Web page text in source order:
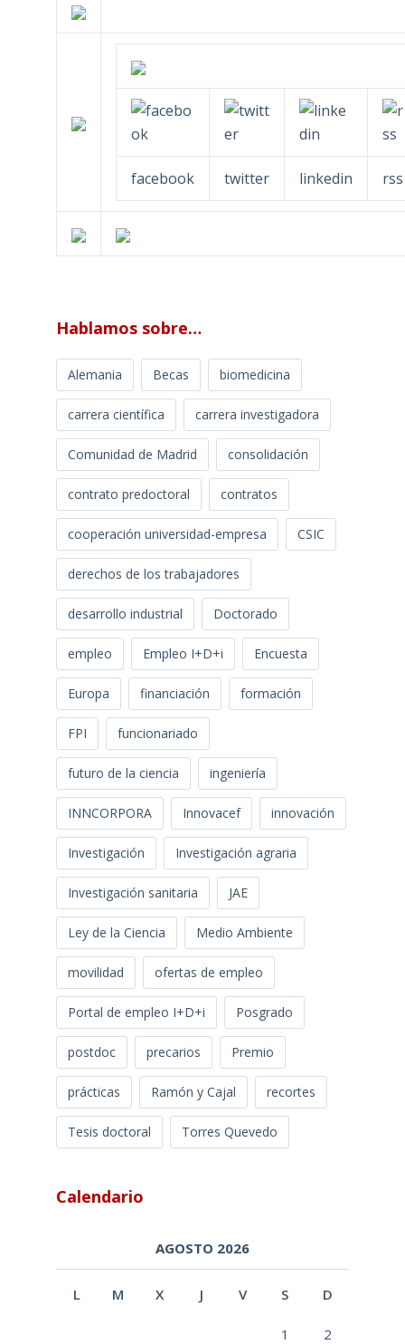
facebook twitter linkedin rss
Hablamos sobre…
Alemania Becas biomedicina
carrera científica carrera investigadora
Comunidad de Madrid consolidación
contrato predoctoral contratos
cooperación universidad-empresa CSIC
derechos de los trabajadores
desarrollo industrial Doctorado
empleo Empleo I+D+i Encuesta
Europa financiación formación
FPI funcionariado
futuro de la ciencia ingeniería
INNCORPORA Innovacef innovación
Investigación Investigación agraria
Investigación sanitaria JAE
Ley de la Ciencia Medio Ambiente
movilidad ofertas de empleo
Portal de empleo I+D+i Posgrado
postdoc precarios Premio
prácticas Ramón y Cajal recortes
Tesis doctoral Torres Quevedo
Calendario
AGOSTO 2026
L M X J V S D
1 2